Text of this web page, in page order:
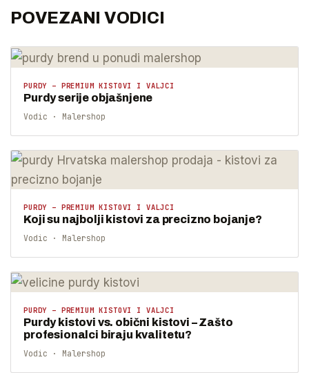
POVEZANI VODICI
PURDY – PREMIUM KISTOVI I VALJCI
Purdy serije objašnjene
Vodic · Malershop
PURDY – PREMIUM KISTOVI I VALJCI
Koji su najbolji kistovi za precizno bojanje?
Vodic · Malershop
PURDY – PREMIUM KISTOVI I VALJCI
Purdy kistovi vs. obični kistovi – Zašto
profesionalci biraju kvalitetu?
Vodic · Malershop